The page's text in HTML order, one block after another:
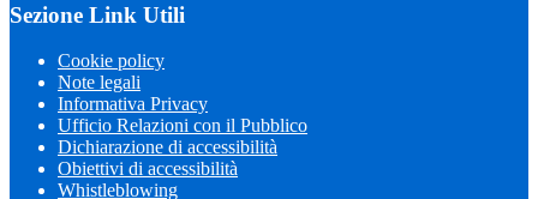
Sezione Link Utili
Cookie policy
Note legali
Informativa Privacy
Ufficio Relazioni con il Pubblico
Dichiarazione di accessibilità
Obiettivi di accessibilità
Whistleblowing